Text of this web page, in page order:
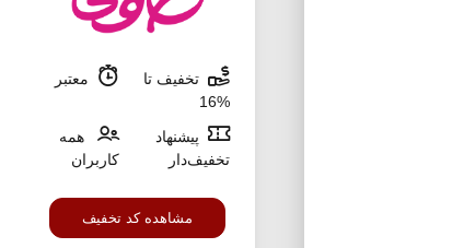
تخفیف تا
%16
معتبر
پیشنهاد
تخفیف‌دار
همه
کاربران
مشاهده کد تخفیف